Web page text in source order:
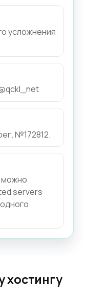
усложнения
№172812.
можно
servers
хостингу